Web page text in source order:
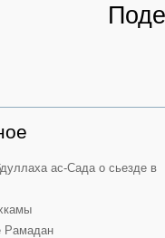
ас-Сада о сьезде в
Рамадан